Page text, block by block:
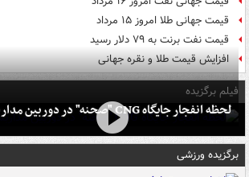
قیمت جهانی طلا امروز ۱۵ مرداد
قیمت نفت برنت به ۷۹ دلار رسید
افزایش قیمت طلا و نقره جهانی
فیلم برگزیده
لحظه انفجار جایگاه CNG "صحنه" در دوربین مداربسته
برگزیده ورزشی